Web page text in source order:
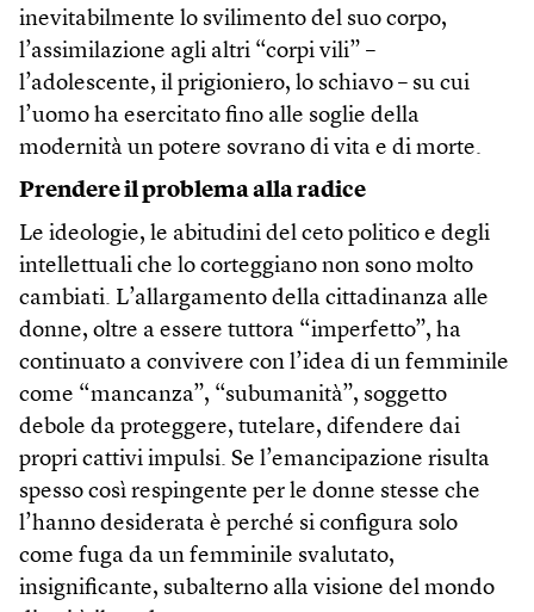
inevitabilmente lo svilimento del suo corpo,
l’assimilazione agli altri “corpi vili” –
l’adolescente, il prigioniero, lo schiavo – su cui
l’uomo ha esercitato fino alle soglie della
modernità un potere sovrano di vita e di morte.
Prendere il problema alla radice
Le ideologie, le abitudini del ceto politico e degli
intellettuali che lo corteggiano non sono molto
cambiati. L’allargamento della cittadinanza alle
donne, oltre a essere tuttora “imperfetto”, ha
continuato a convivere con l’idea di un femminile
come “mancanza”, “subumanità”, soggetto
debole da proteggere, tutelare, difendere dai
propri cattivi impulsi. Se l’emancipazione risulta
spesso così respingente per le donne stesse che
l’hanno desiderata è perché si configura solo
come fuga da un femminile svalutato,
insignificante, subalterno alla visione del mondo